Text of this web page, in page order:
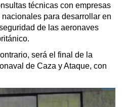
técnicas con empresas
para desarrollar en
de las aeronaves
será el final de la
de Caza y Ataque, con